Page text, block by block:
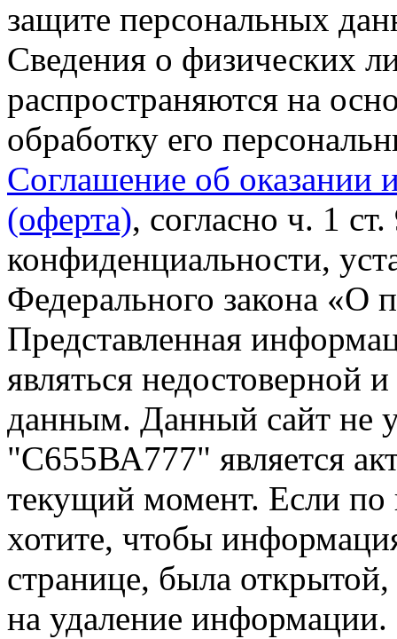
защите персональных
Сведения о физических
распространяются на
обработку его
Соглашение об оказании
(оферта), согласно ч. 1
конфиденциальности,
Федерального закона «О
Представленная
являться недостоверной
данным. Данный сайт не
"С655ВА777" является
текущий момент. Если
хотите, чтобы
странице, была открытой,
на удаление информации.